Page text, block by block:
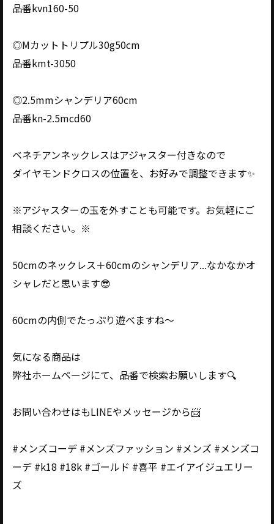
品番kvn160-50
◎Mカットトリプル30g50cm
品番kmt-3050
◎2.5mmシャンデリア60cm
品番kn-2.5mcd60
ベネチアンネックレスはアジャスター付きなので
ダイヤモンドクロスの位置を、お好みで調整できます✨
※アジャスターの玉を外すことも可能です。お気軽にご
相談ください。※
50cmのネックレス＋60cmのシャンデリア...なかなかオ
シャレだと思います😎
60cmの内側でたっぷり遊べますね〜
気になる商品は
弊社ホームページにて、品番で検索お願いします🔍
お問い合わせはもLINEやメッセージから📨
#メンズコーデ #メンズファッション #メンズ #メンズコ
ーデ #k18 #18k #ゴールド #喜平 #エイアイジュエリー
ズ